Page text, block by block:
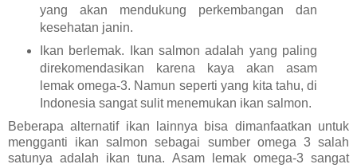
yang akan mendukung perkembangan dan
kesehatan janin.
Ikan berlemak. Ikan salmon adalah yang paling
direkomendasikan karena kaya akan asam
lemak omega-3. Namun seperti yang kita tahu, di
Indonesia sangat sulit menemukan ikan salmon.
Beberapa alternatif ikan lainnya bisa dimanfaatkan untuk
mengganti ikan salmon sebagai sumber omega 3 salah
satunya adalah ikan tuna. Asam lemak omega-3 sangat